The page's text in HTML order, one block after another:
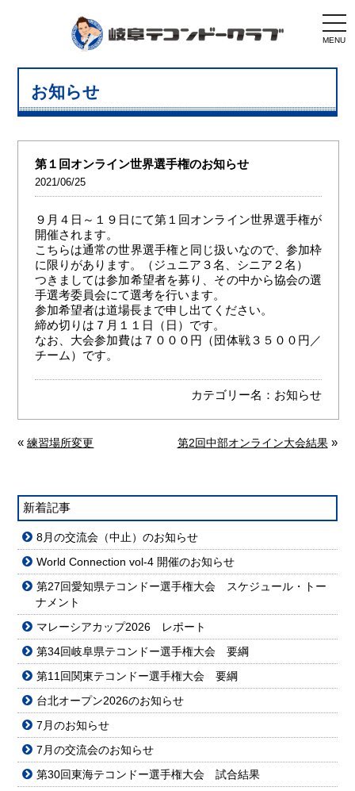
MENU
お知らせ
第１回オンライン世界選手権のお知らせ
2021/06/25
９月４日～１９日にて第１回オンライン世界選手権が
開催されます。
こちらは通常の世界選手権と同じ扱いなので、参加枠
に限りがあります。（ジュニア３名、シニア２名）
つきましては参加希望者を募り、その中から協会の選
手選考委員会にて選考を行います。
参加希望者は道場長まで申し出てください。
締め切りは７月１１日（日）です。
なお、大会参加費は７０００円（団体戦３５００円／
チーム）です。
カテゴリー名： お知らせ
«練習場所変更 第2回中部オンライン大会結果»
新着記事
8月の交流会（中止）のお知らせ
World Connection vol-4 開催のお知らせ
第27回愛知県テコンドー選手権大会 スケジュール・トー
ナメント
マレーシアカップ2026 レポート
第34回岐阜県テコンドー選手権大会 要綱
第11回関東テコンドー選手権大会 要綱
台北オープン2026のお知らせ
7月のお知らせ
7月の交流会のお知らせ
第30回東海テコンドー選手権大会 試合結果